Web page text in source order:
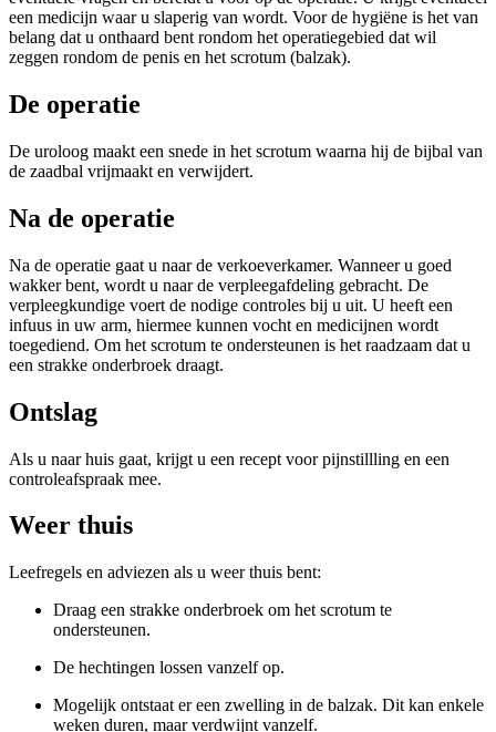
een medicijn waar u slaperig van wordt. Voor de hygiëne is het van
belang dat u onthaard bent rondom het operatiegebied dat wil
zeggen rondom de penis en het scrotum (balzak).
De operatie
De uroloog maakt een snede in het scrotum waarna hij de bijbal van
de zaadbal vrijmaakt en verwijdert.
Na de operatie
Na de operatie gaat u naar de verkoeverkamer. Wanneer u goed
wakker bent, wordt u naar de verpleegafdeling gebracht. De
verpleegkundige voert de nodige controles bij u uit. U heeft een
infuus in uw arm, hiermee kunnen vocht en medicijnen wordt
toegediend. Om het scrotum te ondersteunen is het raadzaam dat u
een strakke onderbroek draagt.
Ontslag
Als u naar huis gaat, krijgt u een recept voor pijnstillling en een
controleafspraak mee.
Weer thuis
Leefregels en adviezen als u weer thuis bent:
Draag een strakke onderbroek om het scrotum te
ondersteunen.
De hechtingen lossen vanzelf op.
Mogelijk ontstaat er een zwelling in de balzak. Dit kan enkele
weken duren, maar verdwijnt vanzelf.